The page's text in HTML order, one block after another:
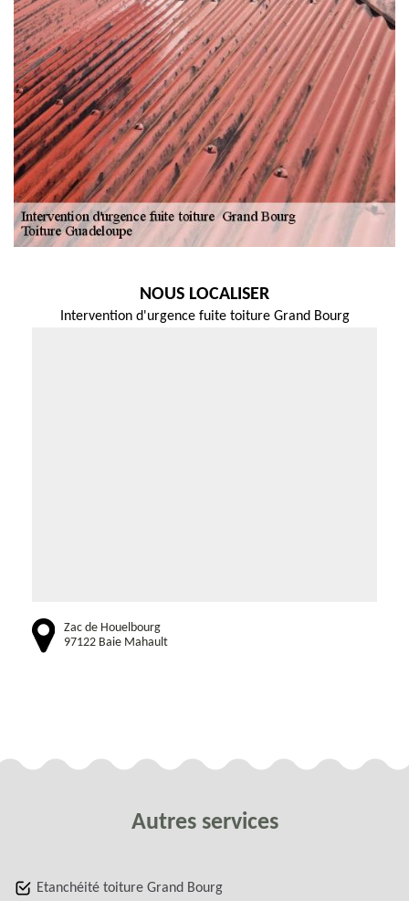
NOUS LOCALISER
Intervention d'urgence fuite toiture Grand Bourg
Zac de Houelbourg
97122 Baie Mahault
Autres services
Etanchéité toiture Grand Bourg